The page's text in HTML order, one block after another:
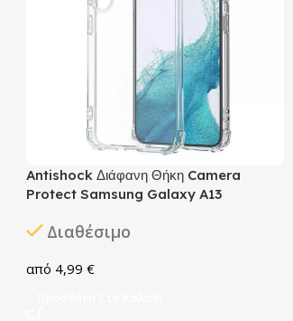
Antishock Διάφανη Θήκη Camera
Protect Samsung Galaxy A13
Διαθέσιμο
4,99 €